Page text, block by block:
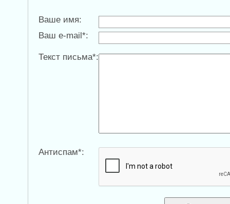
Ваше имя:
Ваш e-mail*:
Текст письма*:
Антиспам*: